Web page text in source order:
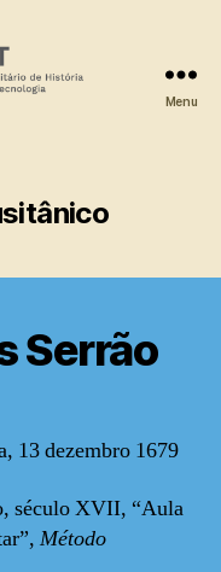
Menu
Serrão
13 dezembro 1679
século XVII, “Aula
Método